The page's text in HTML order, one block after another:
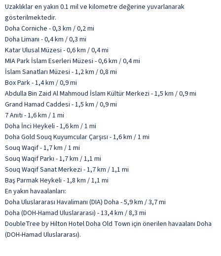
Uzaklıklar en yakın 0.1 mil ve kilometre değerine yuvarlanarak
gösterilmektedir.
Doha Corniche - 0,3 km / 0,2 mi
Doha Limanı - 0,4 km / 0,3 mi
Katar Ulusal Müzesi - 0,6 km / 0,4 mi
MIA Park İslam Eserleri Müzesi - 0,6 km / 0,4 mi
İslam Sanatları Müzesi - 1,2 km / 0,8 mi
Box Park - 1,4 km / 0,9 mi
Abdulla Bin Zaid Al Mahmoud İslam Kültür Merkezi - 1,5 km / 0,9 mi
Grand Hamad Caddesi - 1,5 km / 0,9 mi
7 Anıtı - 1,6 km / 1 mi
Doha İnci Heykeli - 1,6 km / 1 mi
Doha Gold Souq Kuyumcular Çarşısı - 1,6 km / 1 mi
Souq Waqif - 1,7 km / 1 mi
Souq Waqif Parkı - 1,7 km / 1,1 mi
Souq Waqif Sanat Merkezi - 1,7 km / 1,1 mi
Baş Parmak Heykeli - 1,8 km / 1,1 mi
En yakın havaalanları:
Doha Uluslararası Havalimanı (DIA) Doha - 5,9 km / 3,7 mi
Doha (DOH-Hamad Uluslararası) - 13,4 km / 8,3 mi
DoubleTree by Hilton Hotel Doha Old Town için önerilen havaalanı Doha
(DOH-Hamad Uluslararası).